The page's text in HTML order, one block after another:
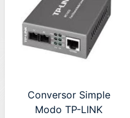
Conversor Simple
Modo TP-LINK